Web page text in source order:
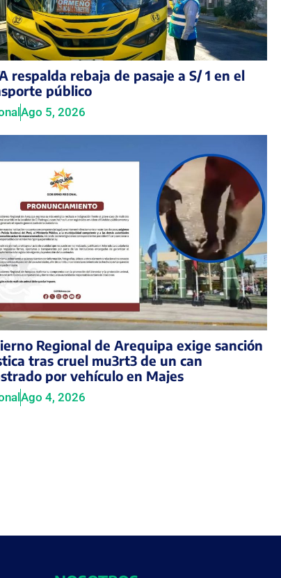
respalda rebaja de pasaje a S/ 1 en el
público
Ago 5, 2026
Regional de Arequipa exige sanción
tras cruel mu3rt3 de un can
por vehículo en Majes
Ago 4, 2026